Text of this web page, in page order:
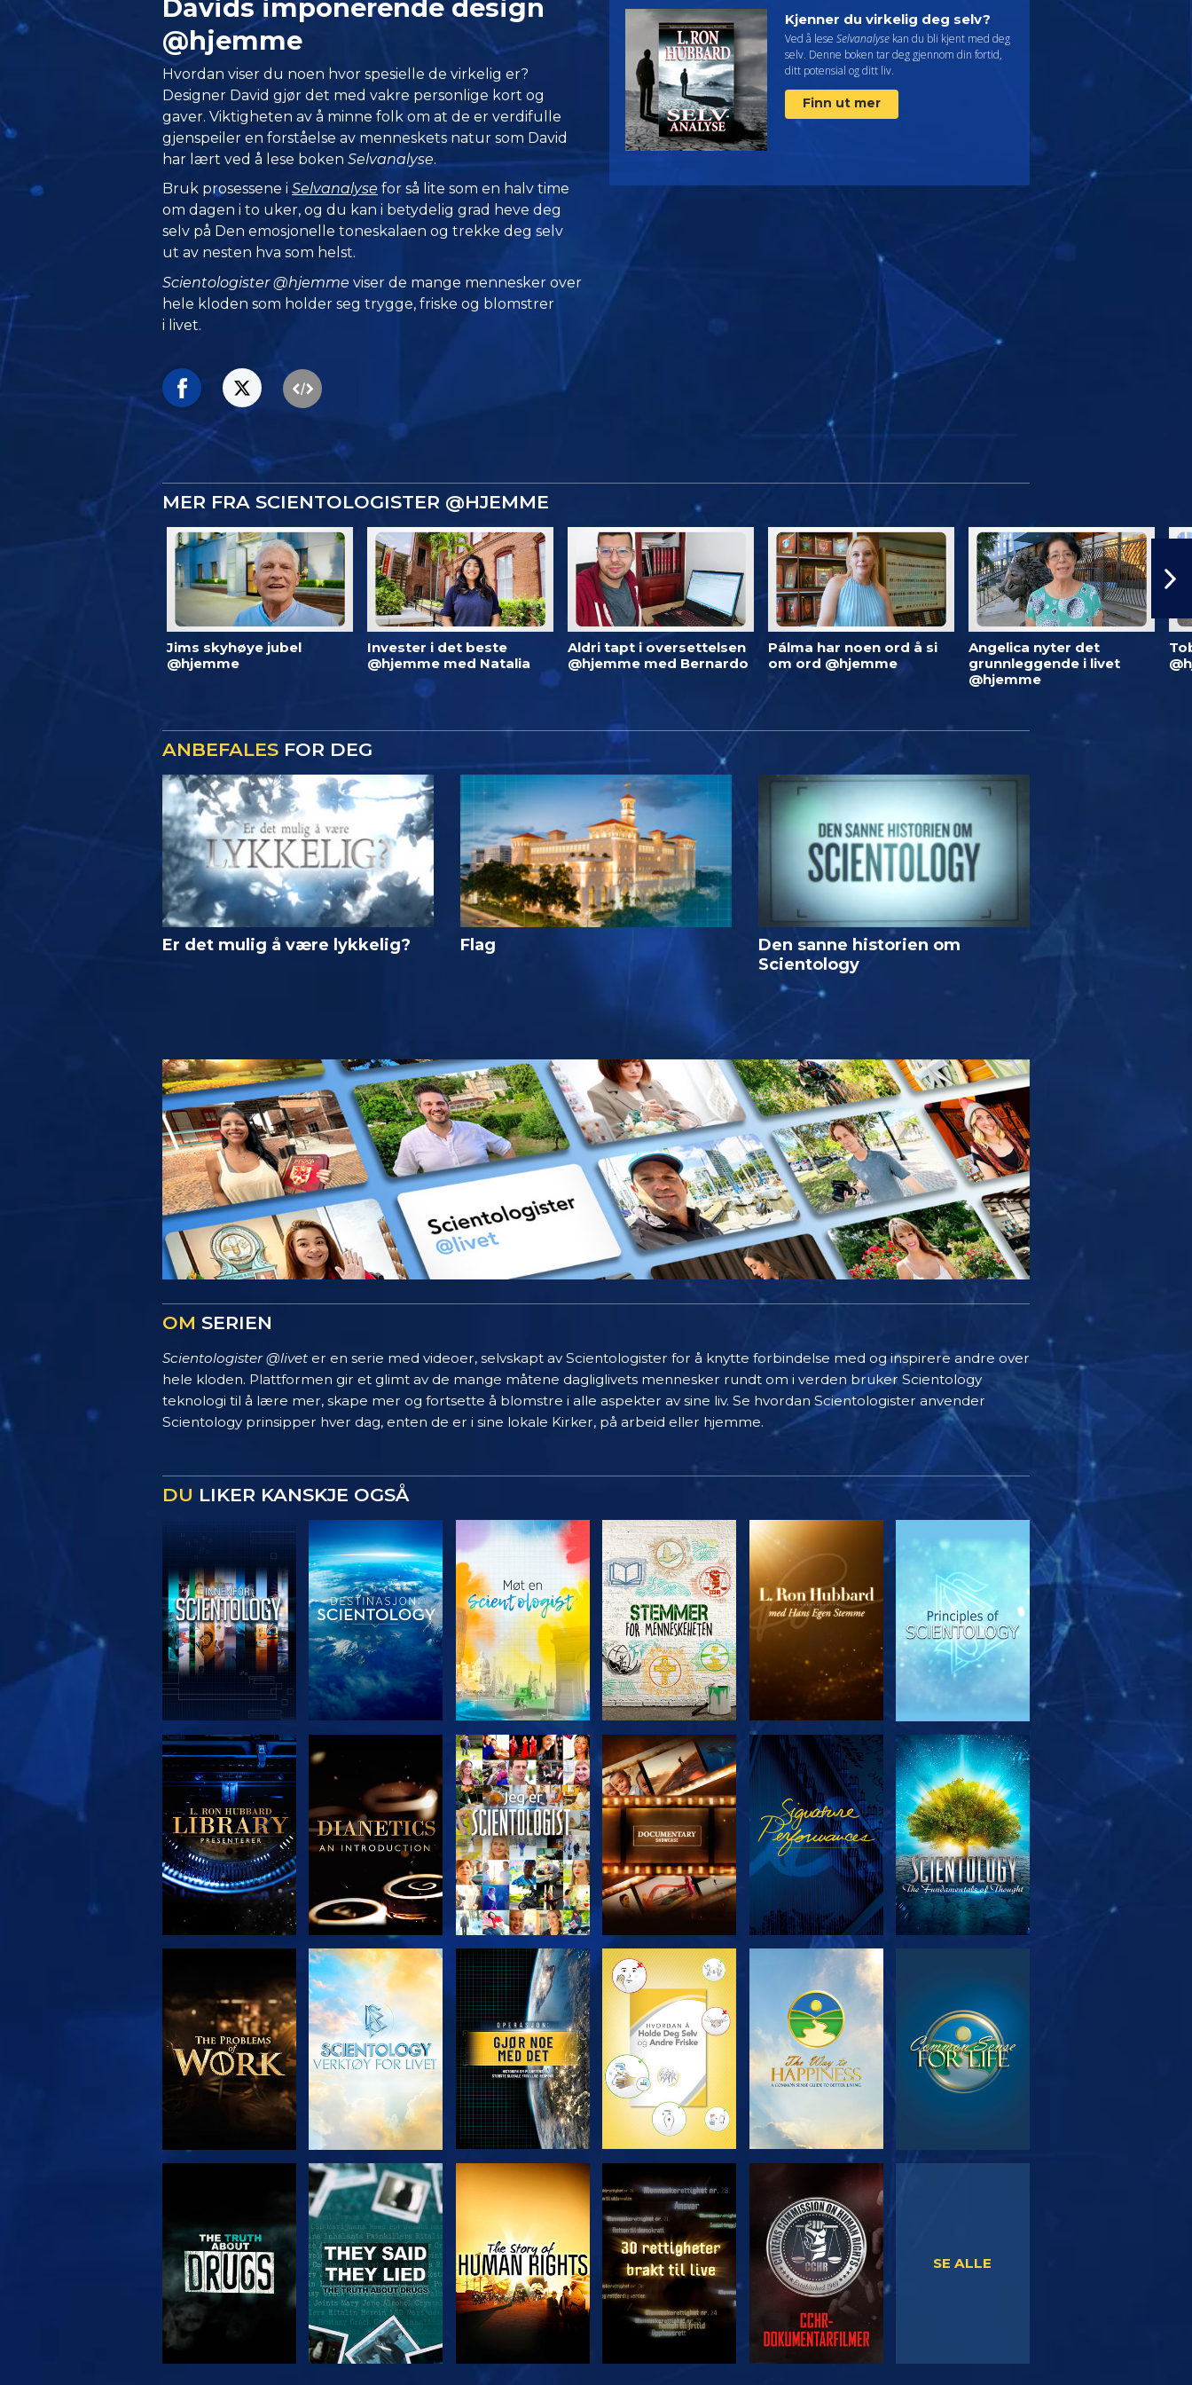
Davids imponerende design
@hjemme
Hvordan viser du noen hvor spesielle de virkelig er?
Designer David gjør det med vakre personlige kort og
gaver. Viktigheten av å minne folk om at de er verdifulle
gjenspeiler en forståelse av menneskets natur som David
har lært ved å lese bokenSelvanalyse.
Bruk prosessene iSelvanalyse for så lite som en halv time
om dagen i to uker, og du kan i betydelig grad heve deg
selv på Den emosjonelle toneskalaen og trekke deg selv
ut av nesten hva som helst.
Scientologister @hjemme viser de mange mennesker over
hele kloden som holder seg trygge, friske og blomstrer
i livet.
Kjenner du virkelig deg selv?
Ved å lese Selvanalyse kan du bli kjent med deg
selv. Denne boken tar deg gjennom din fortid,
ditt potensial og ditt liv.
Finn ut mer
MER FRA SCIENTOLOGISTER @HJEMME
Jims skyhøye jubel
@hjemme
Invester i det beste
@hjemme med Natalia
Aldri tapt i oversettelsen
@hjemme med Bernardo
Pálma har noen ord å si
om ord @hjemme
Angelica nyter det
grunnleggende i livet
@hjemme
ANBEFALES FOR DEG
Er det mulig å være lykkelig? Flag
Den sanne historien om
Scientology
OM SERIEN
Scientologister @livet er en serie med videoer, selvskapt av Scientologister for å knytte forbindelse med og inspirere andre over
hele kloden. Plattformen gir et glimt av de mange måtene dagliglivets mennesker rundt om i verden bruker Scientology
teknologi til å lære mer, skape mer og fortsette å blomstre i alle aspekter av sine liv. Se hvordan Scientologister anvender
Scientology prinsipper hver dag, enten de er i sine lokale Kirker, på arbeid eller hjemme.
DU LIKER KANSKJE OGSÅ
UTFORSK SERIEN UTFORSK SERIEN UTFORSK SERIEN UTFORSK SERIEN UTFORSK SERIEN SE
UTFORSK SERIEN SE UTFORSK SERIEN UTFORSK SERIEN UTFORSK SERIEN
SE SE SE
SE ALLE